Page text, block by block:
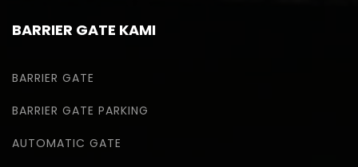
BARRIER GATE KAMI
BARRIER GATE
BARRIER GATE PARKING
AUTOMATIC GATE